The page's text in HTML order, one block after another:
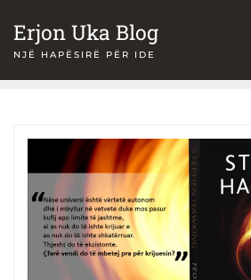
toErjon Uka Blog
NJË HAPËSIRË PËR IDE